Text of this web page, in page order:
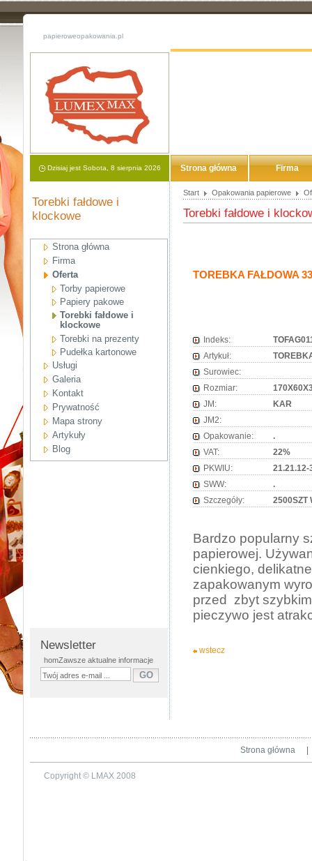
papieroweopakowania.pl
Dzisiaj jest Sobota, 8 sierpnia 2026 Strona główna Firma
Torebki fałdowe i
klockowe
Strona główna
Firma
Oferta
Torby papierowe
Papiery pakowe
Torebki fałdowe i
klockowe
Torebki na prezenty
Pudełka kartonowe
Usługi
Galeria
Kontakt
Prywatność
Mapa strony
Artykuły
Blog
Newsletter
homZawsze aktualne informacje
Start Opakowania papierowe
Torebki fałdowe i
TOREBKA FAŁDOWA
Indeks:
Artykuł:
Surowiec:
Rozmiar:
JM:
KAR
JM2:
Opakowanie:
.
VAT:
22%
PKWIU:
21.21.12-
SWW:
.
Szczegóły:
2500SZT
Bardzo popularny
papierowej.
cienkiego,
zapakowanym
przed zbyt
pieczywo jest
wstecz
Strona główna
Copyright © LMAX 2008